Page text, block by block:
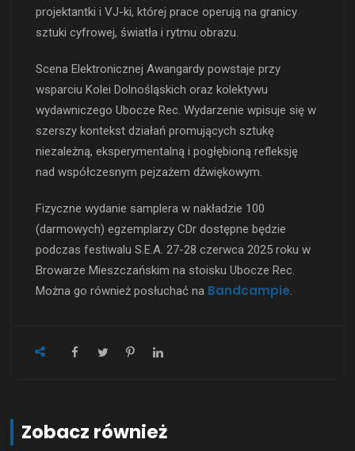
projektantki i VJ-ki, której prace operują na granicy
sztuki cyfrowej, światła i rytmu obrazu.
Scena Elektronicznej Awangardy powstaje przy
wsparciu Kolei Dolnośląskich oraz kolektywu
wydawniczego Ubocze Rec. Wydarzenie wpisuje się w
szerszy kontekst działań promujących sztukę
niezależną, eksperymentalną i pogłębioną refleksję
nad współczesnym pejzażem dźwiękowym.
Fizyczne wydanie samplera w nakładzie 100
(darmowych) egzemplarzy CDr dostępne będzie
podczas festiwalu S.E.A. 27-28 czerwca 2025 roku w
Browarze Mieszczańskim na stoisku Ubocze Rec.
Można go również posłuchać na Bandcampie.
Zobacz również